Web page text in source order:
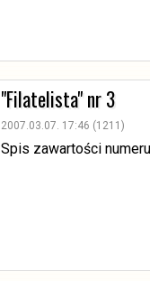
"Filatelista" nr 3
2007.03.07. 17:46 (1211)
Spis zawartości